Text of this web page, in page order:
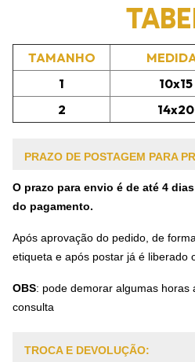
TAMANHO
1
10x15
2
14x20
PRAZO DE POSTAGEM PARA
O prazo para envio é de até 4
do pagamento.
Após aprovação do pedido, de
etiqueta e após postar já é liberado
OBS: pode demorar algumas horas
consulta
TROCA E DEVOLUÇÃO: